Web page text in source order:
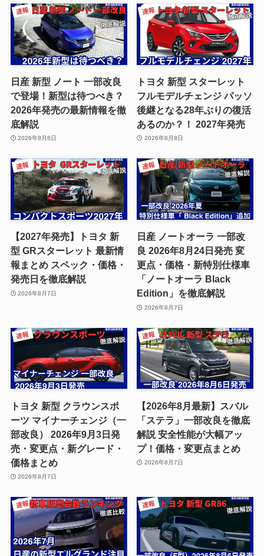
日産 新型 ノート 一部改良
で登場！新型は待つべき？
2026年発売の最新情報を徹
底解説
2026年8月8日
トヨタ 新型 スターレット
フルモデルチェンジ パッソ
後継となる28年ぶりの復活
あるのか？！ 2027年発売
2026年8月8日
【2027年発売】トヨタ 新
型 GRスターレット 最新情
報まとめ スペック・価格・
発売日を徹底解説
2026年8月7日
日産 ノートオーラ 一部改
良 2026年8月24日発売 変
更点・価格・新特別仕様車
「ノートオーラ Black
Edition」を徹底解説
2026年8月7日
トヨタ 新型 クラウンスポ
ーツ マイナーチェンジ（一
部改良） 2026年9月3日発
売・変更点・新グレード・
価格まとめ
2026年8月7日
【2026年8月最新】スバル
「ステラ」一部改良を徹底
解説 安全性能が大幅アッ
プ！価格・変更点まとめ
2026年8月7日